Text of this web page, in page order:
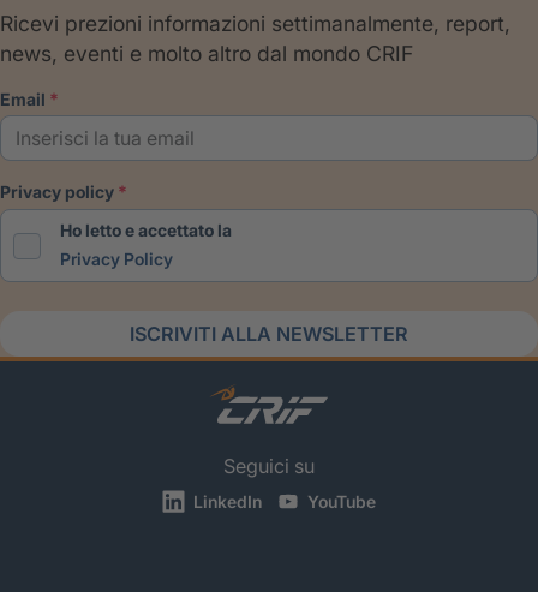
Ricevi prezioni informazioni settimanalmente, report,
news, eventi e molto altro dal mondo CRIF
email
privacy policy
Ho letto e accettato la
Privacy Policy
ISCRIVITI ALLA NEWSLETTER
Seguici su
LinkedIn YouTube